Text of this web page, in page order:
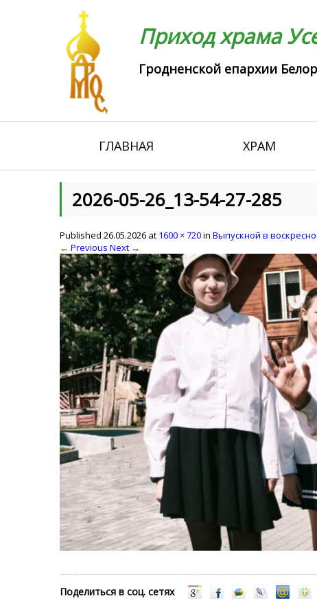
Приход храма
Гродненской епархии
ГЛАВНАЯ ХРАМ
2026-05-26_13-54-27-285
Published 26.05.2026 at 1600 × 720in Выпускной в
← Previous Next →
Поделиться в соц. сетях